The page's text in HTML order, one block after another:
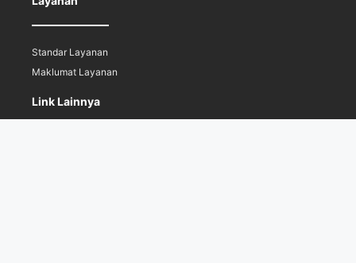
Standar Layanan
Maklumat Layanan
Link Lainnya